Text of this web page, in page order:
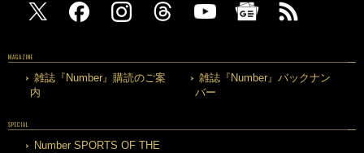
MAGAZINE
雑誌『Number』購読のご案
内
雑誌『Number』バックナン
バー
SPECIAL
Number SPORTS OF THE